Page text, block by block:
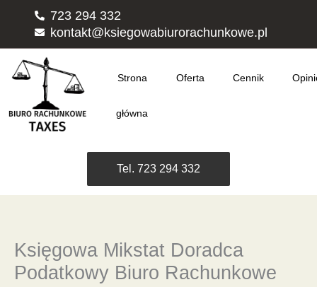
723 294 332
kontakt@ksiegowabiurorachunkowe.pl
Strona
główna
Oferta Cennik
Tel. 723 294 332
Księgowa Mikstat Doradca
Podatkowy Biuro Rachunkowe